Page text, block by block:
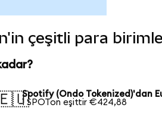
çeşitli para
Spotify (Ondo Tokenized)'dan
1 SPOTon eşittir €424,88